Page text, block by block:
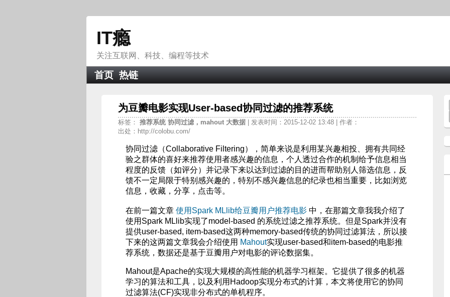
IT瘾
关注互联网、科技、编程等技术
首页 热链
为豆瓣电影实现User-based协同过滤的推荐系统
标签： 推荐系统 协同过滤，mahout 大数据
| 发表时间：2015-12-02 13:48 | 作者：
出处：http://colobu.com/
协同过滤（Collaborative Filtering），简单来说是利用某兴趣相投、拥有共同经
验之群体的喜好来推荐使用者感兴趣的信息，个人透过合作的机制给予信息相当
程度的反馈（如评分）并记录下来以达到过滤的目的进而帮助别人筛选信息，反
馈不一定局限于特别感兴趣的，特别不感兴趣信息的纪录也相当重要，比如浏览
信息，收藏，分享，点击等。
在前一篇文章 使用Spark MLlib给豆瓣用户推荐电影 中，在那篇文章我我介绍了
使用Spark MLlib实现了model-based 的系统过滤之推荐系统。但是Spark并没有
提供user-based, item-based这两种memory-based传统的协同过滤算法，所以接
下来的这两篇文章我会介绍使用 Mahout实现user-based和item-based的电影推
荐系统，数据还是基于豆瓣用户对电影的评论数据集。
Mahout是Apache的实现大规模的高性能的机器学习框架。它提供了很多的机器
学习的算法和工具，以及利用Hadoop实现分布式的计算，本文将使用它的协同
过滤算法(CF)实现非分布式的单机程序。